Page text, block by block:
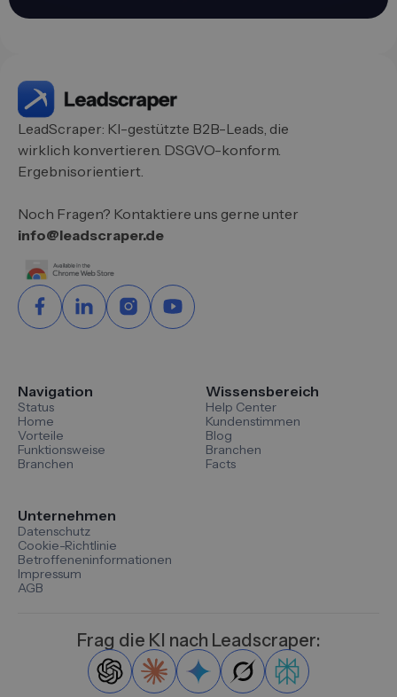
LeadScraper: KI-gestützte B2B-Leads, die
wirklich konvertieren. DSGVO-konform.
Ergebnisorientiert.
Noch Fragen? Kontaktiere uns gerne unter
info@leadscraper.de
Navigation
Status
Home
Vorteile
Funktionsweise
Branchen
Wissensbereich
Help Center
Kundenstimmen
Blog
Branchen
Facts
Unternehmen
Datenschutz
Cookie-Richtlinie
Betroffeneninformationen
Impressum
AGB
Frag die KI nach Leadscraper: